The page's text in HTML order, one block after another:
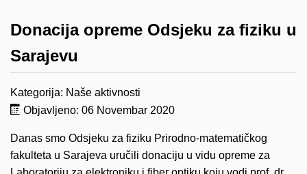
Donacija opreme Odsjeku za fiziku u
Sarajevu
Kategorija: Naše aktivnosti
Objavljeno: 06 Novembar 2020
Danas smo Odsjeku za fiziku Prirodno-matematičkog
fakulteta u Sarajeva uručili donaciju u vidu opreme za